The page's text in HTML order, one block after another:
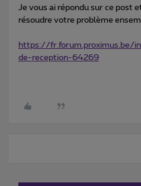
Je vous ai répondu sur ce post
résoudre votre problème
https://fr.forum.proximus.be/
de-reception-64269